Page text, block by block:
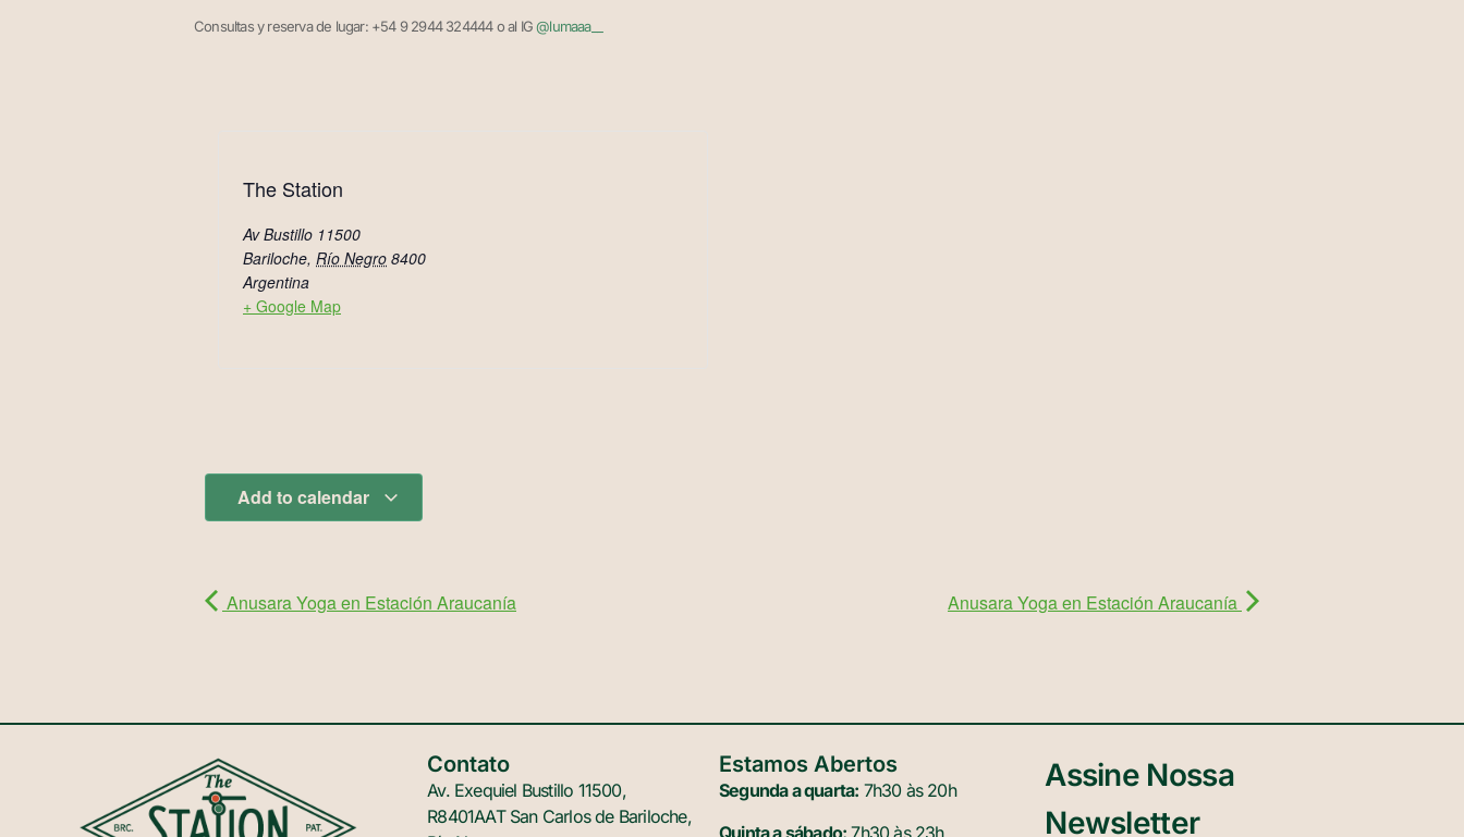
Consultas y reserva de lugar: +54 9 2944 324444 o al IG@lumaaa__
The Station
Av Bustillo 11500
Bariloche, Río Negro 8400
Argentina
+ Google Map
Add to calendar
Anusara Yoga en Estación Araucanía Anusara Yoga en Estación Araucanía
Contato
Av. Exequiel Bustillo 11500,
R8401AAT San Carlos de Bariloche,
Estamos Abertos
Segunda a quarta: 7h30 às 20h
Quinta a sábado: 7h30 às 23h
Assine Nossa
Newsletter